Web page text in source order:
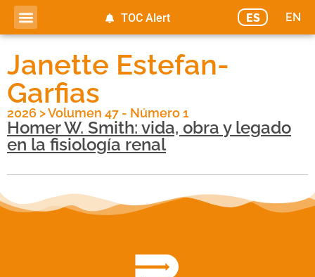
ES EN
TOC Alert
Janette Estefan-
Garfias
2026 >Volumen 47 - Número 1
Homer W. Smith: vida, obra y legado
en la fisiología renal